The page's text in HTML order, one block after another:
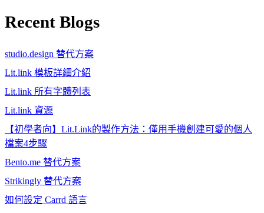
Recent Blogs
studio.design 替代方案
Lit.link 模板詳細介紹
Lit.link 所有字體列表
Lit.link 資源
【初學者向】Lit.Link的製作方法：僅用手機創建可愛的個人
檔案4步驟
Bento.me 替代方案
Strikingly 替代方案
如何設定 Carrd 語言